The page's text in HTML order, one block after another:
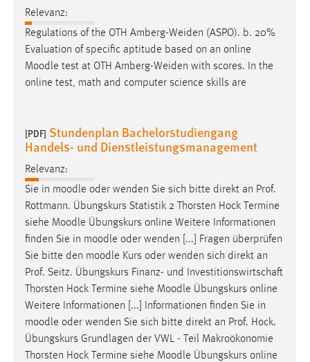
Relevanz:
Regulations of the OTH Amberg-Weiden (ASPO). b. 20%
Evaluation of specific aptitude based on an online
Moodle test at OTH Amberg-Weiden with scores. In the
online test, math and computer science skills are
[PDF] Stundenplan Bachelorstudiengang
Handels- und Dienstleistungsmanagement
Relevanz:
Sie in moodle oder wenden Sie sich bitte direkt an Prof.
Rottmann. Übungskurs Statistik 2 Thorsten Hock Termine
siehe Moodle Übungskurs online Weitere Informationen
finden Sie in moodle oder wenden [...] Fragen überprüfen
Sie bitte den moodle Kurs oder wenden sich direkt an
Prof. Seitz. Übungskurs Finanz- und Investitionswirtschaft
Thorsten Hock Termine siehe Moodle Übungskurs online
Weitere Informationen [...] Informationen finden Sie in
moodle oder wenden Sie sich bitte direkt an Prof. Hock.
Übungskurs Grundlagen der VWL - Teil Makroökonomie
Thorsten Hock Termine siehe Moodle Übungskurs online